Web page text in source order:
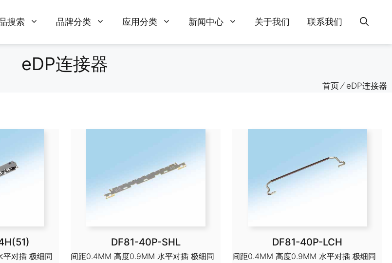
搜索 品牌分类 应用分类 新闻中心 关于我们 联系我们
eDP连接器
首页⁄ eDP连接器
对插 极细同
DF81-40P-SHL
间距0.4MM 高度0.9MM 水平对插 极细同
DF81-40P-LCH
间距0.4MM 高度0.9MM 水平对插 极细同